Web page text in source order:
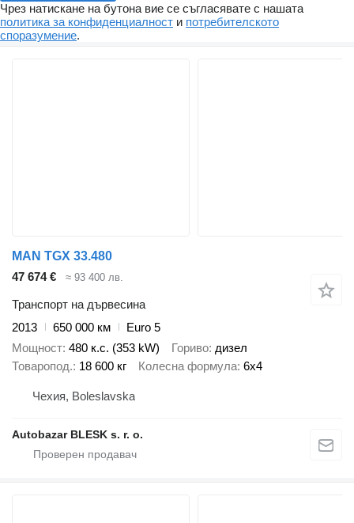
Чрез натискане на бутона вие се съгласявате с нашата
политика за конфиденциалност и потребителското
споразумение.
MAN TGX 33.480
47 674 €
≈ 93 400 лв.
Транспорт на дървесина
2013
650 000 км
Euro 5
Мощност 480 к.с. (353 kW) Гориво дизел
Товаропод. 18 600 кг Колесна формула 6x4
Чехия, Boleslavska
Autobazar BLESK s. r. o.